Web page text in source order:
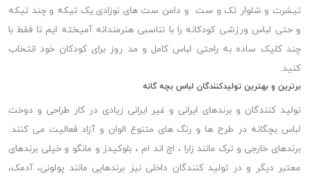
تیشرت و شلوار تک و ست و دامن ست های نوزادی یک تیکه و چند تیکه
و حتی لباس ورزشی کودکانه را با تناسبی هنرمندانه آمیخته ایم تا فقط با
چند کلیک ساده به راحتی لباس کامل و مد روز برای کودکان خود انتخاب
کنید.
برترین و بهترین تولیدکنندگان لباس بچه گانه
تولید کنندگان و برندهای ایرانی و غیر ایرانی زیادی در کار طراحی و دوخت
لباس بچگانه در طرح ها و رنگ های متنوع الوان و آزاد فعالیت می کنند.
برندهای خارجی و ترک مانند زارا ، اچ اند ام ، بلوکیدز و مانگو و خیلی برندهای
معتبر دیگر و در تولید کنندگان داخلی نیز برندهایی مانند پولونی، آدمک،